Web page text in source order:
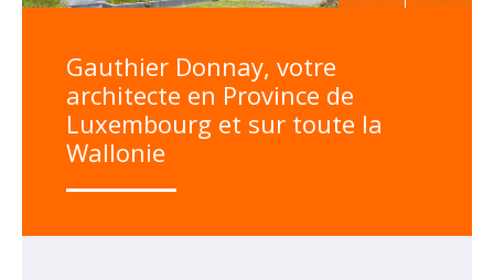
Gauthier Donnay, votre
architecte en Province de
Luxembourg et sur toute la
Wallonie